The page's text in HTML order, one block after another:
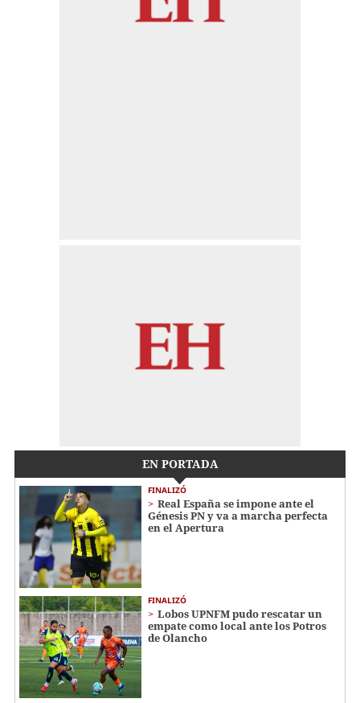
EN PORTADA
FINALIZÓ
Real España se impone ante el
Génesis PN y va a marcha perfecta
en el Apertura
FINALIZÓ
Lobos UPNFM pudo rescatar un
empate como local ante los Potros
de Olancho